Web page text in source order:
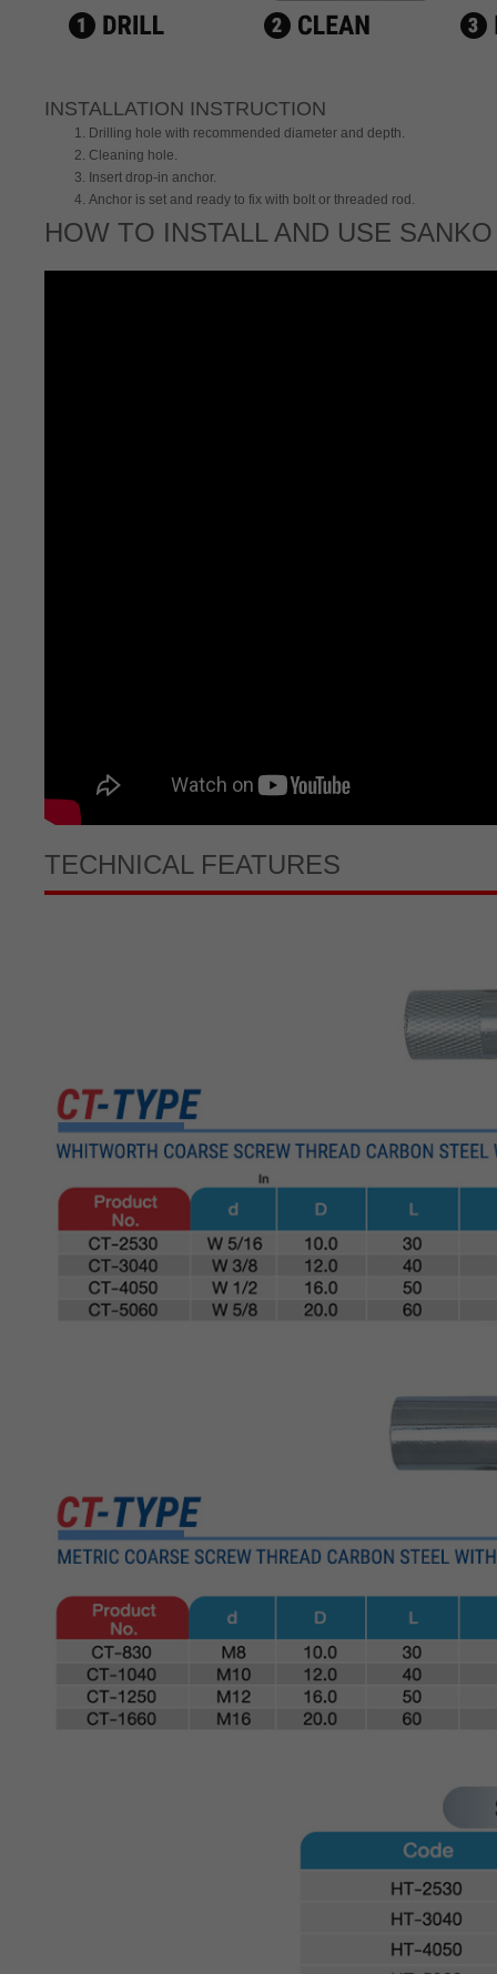
INSTALLATION INSTRUCTION
Drilling hole with recommended diameter and depth.
Cleaning hole.
Insert drop-in anchor.
Anchor is set and ready to fix with bolt or threaded rod.
HOW TO INSTALL AND USE
TECHNICAL FEATURES